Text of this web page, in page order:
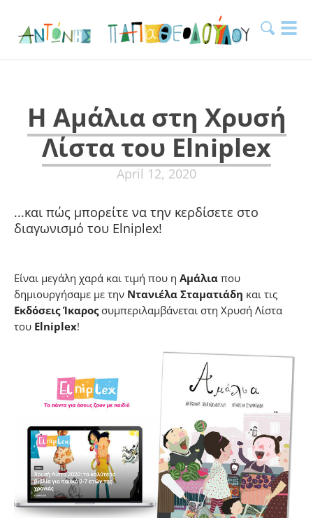
H Αμάλια στη Χρυσή
Λίστα του Elniplex
April 12, 2020
...και πώς μπορείτε να την κερδίσετε στο
διαγωνισμό του Elniplex!
Είναι μεγάλη χαρά και τιμή που η Αμάλια που
δημιουργήσαμε με την Ντανιέλα Σταματιάδη και τις
Εκδόσεις Ίκαροςσυμπεριλαμβάνεται στη Χρυσή Λίστα
του Elniplex!